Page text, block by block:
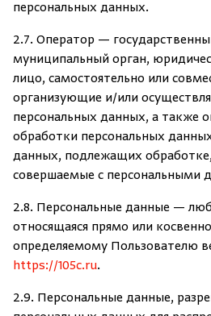
персональных данных.
2.7. Оператор —
муниципальный орган,
лицо, самостоятельно или
организующие и/или
персональных данных, а также
обработки персональных
данных, подлежащих
совершаемые с персональными
2.8. Персональные данные —
относящаяся прямо или
определяемому Пользователю
https://105c.ru.
2.9. Персональные данные,